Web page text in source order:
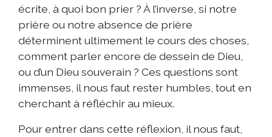
écrite, à quoi bon prier ? À l’inverse, si notre
prière ou notre absence de prière
déterminent ultimement le cours des choses,
comment parler encore de dessein de Dieu,
ou d’un Dieu souverain ? Ces questions sont
immenses, il nous faut rester humbles, tout en
cherchant à réfléchir au mieux.
Pour entrer dans cette réflexion, il nous faut,